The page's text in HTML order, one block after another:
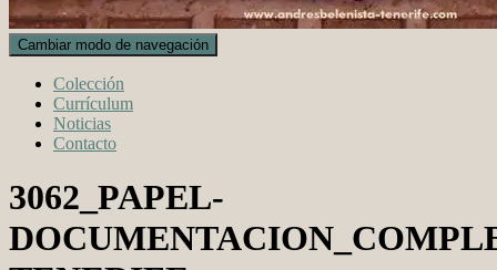
Cambiar modo de navegación
Colección
Currículum
Noticias
Contacto
3062_PAPEL-